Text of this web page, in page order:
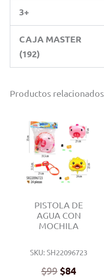
3+
CAJA MASTER
(192)
Productos relacionados
PISTOLA DE
AGUA CON
MOCHILA
SKU: SH22096723
$99 $84